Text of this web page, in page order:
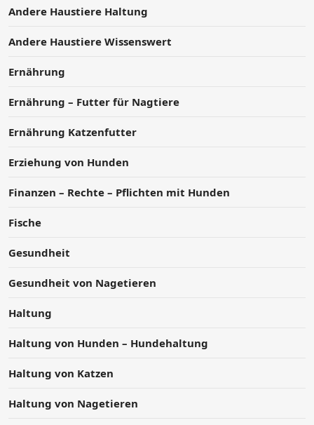
Andere Haustiere Haltung
Andere Haustiere Wissenswert
Ernährung
Ernährung – Futter für Nagtiere
Ernährung Katzenfutter
Erziehung von Hunden
Finanzen – Rechte – Pflichten mit Hunden
Fische
Gesundheit
Gesundheit von Nagetieren
Haltung
Haltung von Hunden – Hundehaltung
Haltung von Katzen
Haltung von Nagetieren